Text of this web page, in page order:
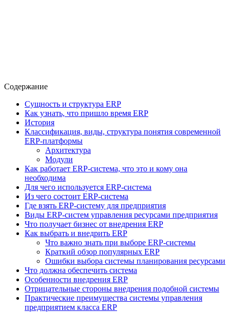
Содержание
Сущность и структура ERP
Как узнать, что пришло время ERP
История
Классификация, виды, структура понятия современной
ERP-платформы
Архитектура
Модули
Как работает ERP-система, что это и кому она
необходима
Для чего используется ERP-система
Из чего состоит ERP-система
Где взять ERP-систему для предприятия
Виды ERP-систем управления ресурсами предприятия
Что получает бизнес от внедрения ERP
Как выбрать и внедрить ERP
Что важно знать при выборе ERP-системы
Краткий обзор популярных ERP
Ошибки выбора системы планирования ресурсами
Что должна обеспечить система
Особенности внедрения ERP
Отрицательные стороны внедрения подобной системы
Практические преимущества системы управления
предприятием класса ERP